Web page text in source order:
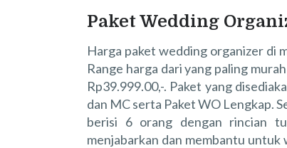
Paket Wedding
Harga paket wedding organizer di
Range harga dari yang paling
Rp39.999.00,-. Paket yang
dan MC serta Paket WO Lengkap.
berisi 6 orang dengan rincian
menjabarkan dan membantu untuk